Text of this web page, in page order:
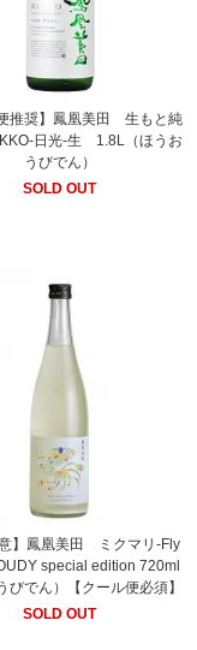
便推奨】鳳凰美田 生もと純
日光-生 1.8L（ほうお
うびでん）
SOLD OUT
意】鳳凰美田 ミクマリ-Fly
special edition 720ml
びでん）【クール便必須】
SOLD OUT